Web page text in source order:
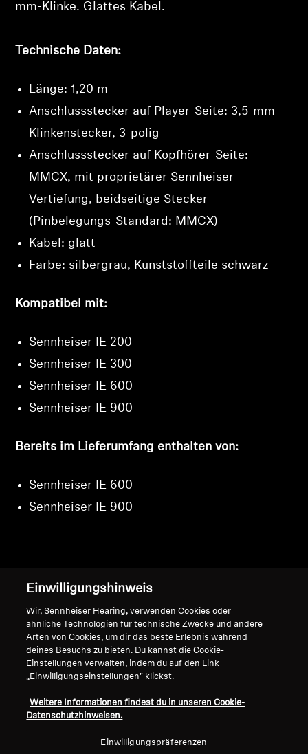
mm-Klinke. Glattes Kabel.
Technische Daten:
Länge: 1,20 m
Anschlussstecker auf Player-Seite: 3,5-mm-
Klinkenstecker, 3-polig
Anschlussstecker auf Kopfhörer-Seite:
MMCX, mit proprietärer Sennheiser-
Vertiefung, beidseitige Stecker
(Pinbelegungs-Standard: MMCX)
Kabel: glatt
Farbe: silbergrau, Kunststoffteile schwarz
Kompatibel mit:
Sennheiser IE 200
Sennheiser IE 300
Sennheiser IE 600
Sennheiser IE 900
Bereits im Lieferumfang enthalten von:
Sennheiser IE 600
Sennheiser IE 900
Support
Nach oben
Impressum
Vertrag widerrufen
Globale Datenschutzrichtlinie
Unser Unternehmen
Karriere bei Sonova
Anmeldung erforderlich
Produkte zu Ihrer Wunschliste hinzuzufügen und
Login
Einwilligungshinweis
Wir, Sennheiser Hearing, verwenden Cookies oder
ähnliche Technologien für technische Zwecke und andere
Arten von Cookies, um dir das beste Erlebnis während
deines Besuchs zu bieten. Du kannst die Cookie-
Einstellungen verwalten, indem du auf den Link
„Einwilligungseinstellungen" klickst.
Weitere Informationen findest du in unseren Cookie-
Datenschutzhinweisen.
Einwilligungspräferenzen